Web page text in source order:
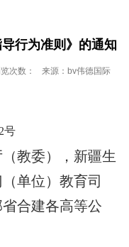
行为准则》的通知
次数：
来源：bv伟德国际
号
教委），新疆生
单位）教育司
省合建各高等公